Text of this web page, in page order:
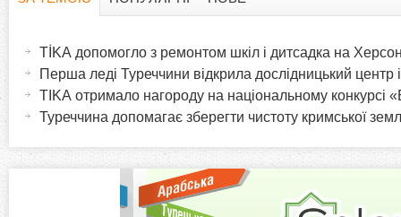
н
TİKA допомогло з ремонтом шкіл і дитсадка на
Перша леді Туреччини відкрила дослідницький центр
ТIKA отримало нагороду на національному конкурсі
Туреччина допомагає зберегти чистоту кримської